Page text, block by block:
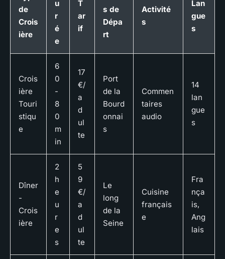
de
Crois
ière
u
r
é
e
T
ar
if
s de
Dépa
rt
Activité
s
Lan
gue
s
Crois
ière
Touri
stiqu
e
6
0
-
8
0
m
in
17
€/
a
d
ul
te
Port
de la
Bourd
onnai
s
Commen
taires
audio
14
lan
gue
s
Dîner
-
Crois
ière
2
h
e
u
r
e
s
5
9
€/
a
d
ul
te
Le
long
de la
Seine
Cuisine
français
e
Fra
nça
is,
Ang
lais